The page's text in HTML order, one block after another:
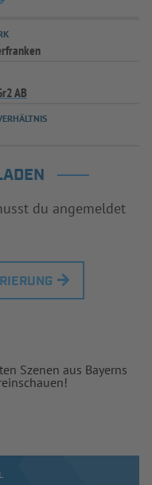
AB
du angemeldet
Szenen aus Bayerns